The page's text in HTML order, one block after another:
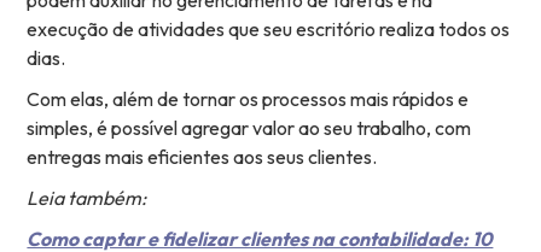
execução de atividades que seu escritório realiza todos os
dias.
Com elas, além de tornar os processos mais rápidos e
simples, é possível agregar valor ao seu trabalho, com
entregas mais eficientes aos seus clientes.
Leia também:
Como captar e fidelizar clientes na contabilidade: 10